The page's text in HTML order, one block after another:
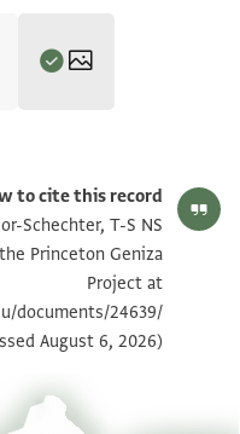
T-S NS 274.76 1v
תנאי היתר שימוש בתצלום
to cite this record:
Schechter, T-S NS
Princeton Geniza
Project at
documents/24639/
August 6, 2026).